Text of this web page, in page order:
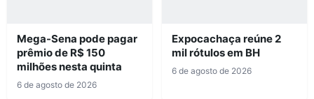
Mega-Sena pode pagar
prêmio de R$ 150
milhões nesta quinta
6 de agosto de 2026
Expocachaça reúne 2
mil rótulos em BH
6 de agosto de 2026